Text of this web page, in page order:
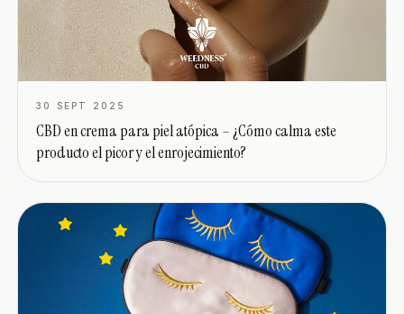
30 SEPT 2025
CBD en crema para piel atópica – ¿Cómo calma este
producto el picor y el enrojecimiento?